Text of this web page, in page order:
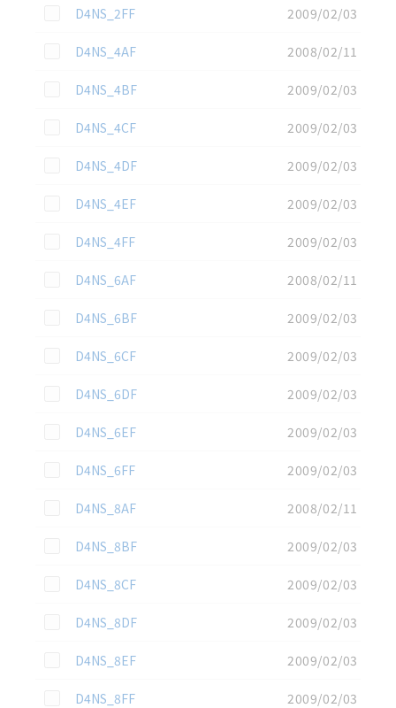
この資料を選択
D4NS_2FF
2009/02/03
この資料を選択
D4NS_4AF
2008/02/11
この資料を選択
D4NS_4BF
2009/02/03
この資料を選択
D4NS_4CF
2009/02/03
この資料を選択
D4NS_4DF
2009/02/03
この資料を選択
D4NS_4EF
2009/02/03
この資料を選択
D4NS_4FF
2009/02/03
この資料を選択
D4NS_6AF
2008/02/11
この資料を選択
D4NS_6BF
2009/02/03
この資料を選択
D4NS_6CF
2009/02/03
この資料を選択
D4NS_6DF
2009/02/03
この資料を選択
D4NS_6EF
2009/02/03
この資料を選択
D4NS_6FF
2009/02/03
この資料を選択
D4NS_8AF
2008/02/11
この資料を選択
D4NS_8BF
2009/02/03
この資料を選択
D4NS_8CF
2009/02/03
この資料を選択
D4NS_8DF
2009/02/03
この資料を選択
D4NS_8EF
2009/02/03
この資料を選択
D4NS_8FF
2009/02/03